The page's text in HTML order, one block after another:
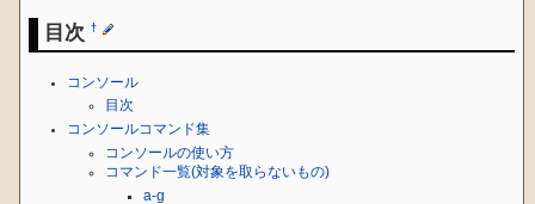
目次†
コンソール
目次
コンソールコマンド集
コンソールの使い方
コマンド一覧(対象を取らないもの)
a-g